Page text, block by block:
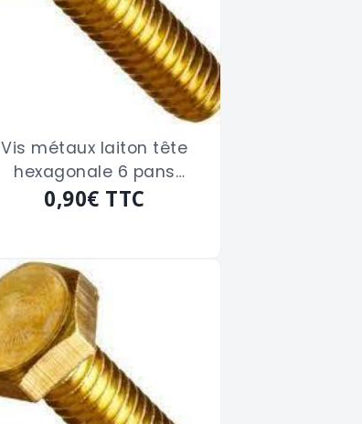
Vis métaux laiton tête
hexagonale 6 pans
filetage total de 6 x 10
0,90€ TTC